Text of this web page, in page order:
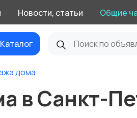
Новости, статьи Общие
Каталог
дома
в Санкт-